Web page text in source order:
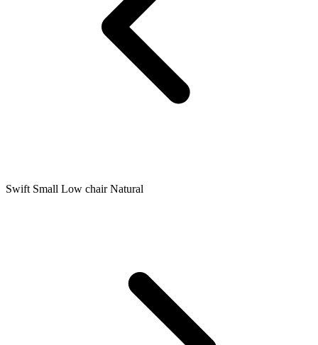
Swift Small Low chair Natural